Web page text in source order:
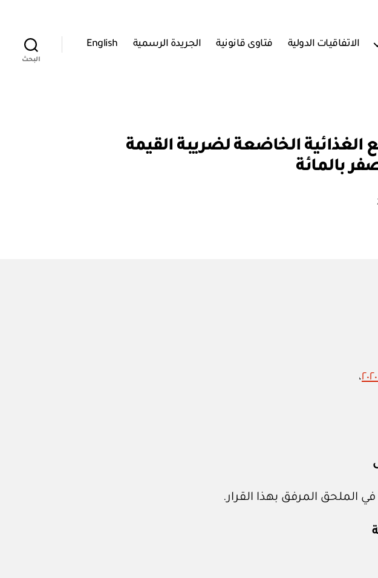
الاتفاقيات الدولية فتاوى قانونية الجريدة الرسمية English
البحث
٢ / ٢٠٢١ بتحديد السلع الغذائية الخاضعة لضريبة القيمة
بالمائة
ا
،
الملحق المرفق بهذا القرار.